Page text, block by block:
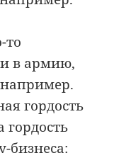
то
в армию,
например.
гордость
гордость
бизнеса: